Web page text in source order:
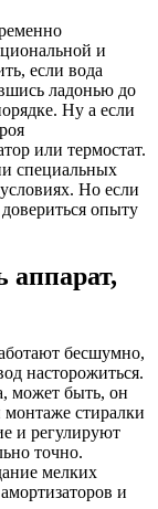
и
если вода
ладонью до
Ну а если
или термостат.
специальных
Но если
опыту
аппарат,
бесшумно,
насторожиться.
может быть, он
стиралки
и регулируют
точно.
мелких
и